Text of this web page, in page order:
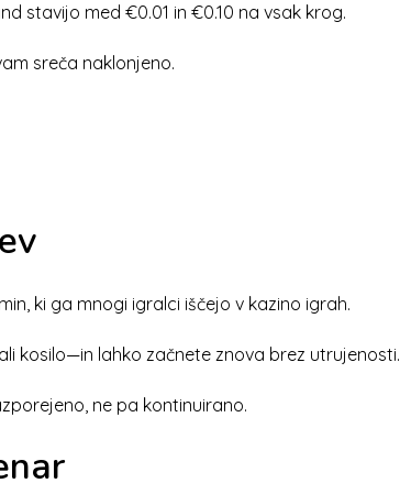
stavijo med €0.01 in €0.10 na vsak krog.
sreča naklonjeno.
ki ga mnogi igralci iščejo v kazino igrah.
kosilo—in lahko začnete znova brez utrujenosti.
ne pa kontinuirano.